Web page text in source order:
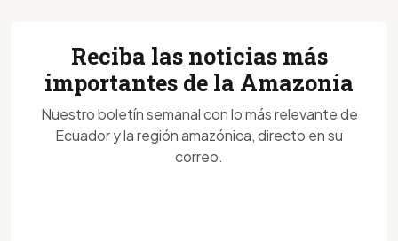
Reciba las noticias más
importantes de la Amazonía
Nuestro boletín semanal con lo más relevante de
Ecuador y la región amazónica, directo en su
correo.